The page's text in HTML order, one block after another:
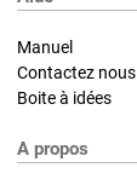
Manuel
Contactez nous
Boite à idées
A propos